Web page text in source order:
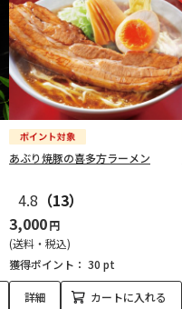
あぶり焼豚の喜多方ラーメン
4.8 （13）
3,000円
(送料・税込)
獲得ポイント： 30 pt
詳細 カートに入れる